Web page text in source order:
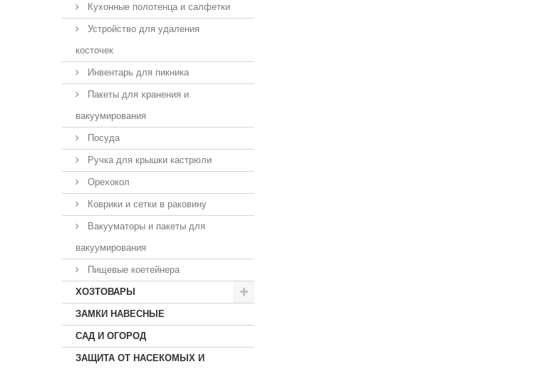
Кухонные полотенца и салфетки
Устройство для удаления
косточек
Инвентарь для пикника
Пакеты для хранения и
вакуумирования
Посуда
Ручка для крышки кастрюли
Орехокол
Коврики и сетки в раковину
Вакууматоры и пакеты для
вакуумирования
Пищевые коетейнера
ХОЗТОВАРЫ
ЗАМКИ НАВЕСНЫЕ
САД И ОГОРОД
ЗАЩИТА ОТ НАСЕКОМЫХ И